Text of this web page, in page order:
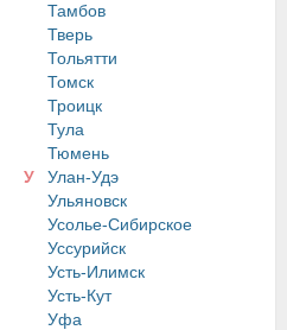
Тамбов
Тверь
Тольятти
Томск
Троицк
Тула
Тюмень
У
Улан-Удэ
Ульяновск
Усолье-Сибирское
Уссурийск
Усть-Илимск
Усть-Кут
Уфа